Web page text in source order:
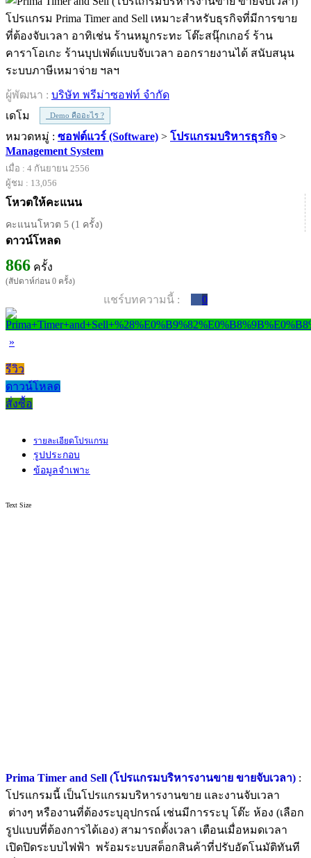
โปรแกรม Prima Timer and Sell เหมาะสำหรับธุรกิจที่มีการขาย
ที่ต้องจับเวลา อาทิเช่น ร้านหมูกระทะ โต๊ะสนุ๊กเกอร์ ร้าน
คาราโอเกะ ร้านบุปเฟ่ต์แบบจับเวลา ออกรายงานได้ สนับสนุน
ระบบภาษีเหมาจ่าย ฯลฯ
ผู้พัฒนา : บริษัท พรีม่าซอฟท์ จำกัด
เดโม
Demo คืออะไร ?
หมวดหมู่ : ซอฟต์แวร์ (Software) > โปรแกรมบริหารธุรกิจ >
Management System
เมื่อ : 4 กันยายน 2556
ผู้ชม : 13,056
โหวตให้คะแนน
คะแนนโหวต 5 (1 ครั้ง)
ดาวน์โหลด
866 ครั้ง
(สัปดาห์ก่อน 0 ครั้ง)
แชร์บทความนี้ : 0
»
รีวิว
ดาวน์โหลด
สั่งซื้อ
รายละเอียดโปรแกรม
รูปประกอบ
ข้อมูลจำเพาะ
Text Size
Prima Timer and Sell (โปรแกรมบริหารงานขาย ขายจับเวลา) :
โปรแกรมนี้ เป็นโปรแกรมบริหารงานขาย และงานจับเวลา
ต่างๆ หรืองานที่ต้องระบุอุปกรณ์ เช่นมีการระบุ โต๊ะ ห้อง (เลือก
รูปแบบที่ต้องการได้เอง) สามารถตั้งเวลา เตือนเมื่อหมดเวลา
เปิดปิดระบบไฟฟ้า พร้อมระบบสต็อกสินค้าที่ปรับอัตโนมัติทันที